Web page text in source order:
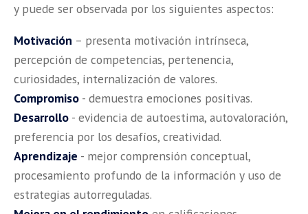
y puede ser observada por los siguientes aspectos:
Motivación – presenta motivación intrínseca,
percepción de competencias, pertenencia,
curiosidades, internalización de valores.
Compromiso - demuestra emociones positivas.
Desarrollo - evidencia de autoestima, autovaloración,
preferencia por los desafíos, creatividad.
Aprendizaje - mejor comprensión conceptual,
procesamiento profundo de la información y uso de
estrategias autorreguladas.